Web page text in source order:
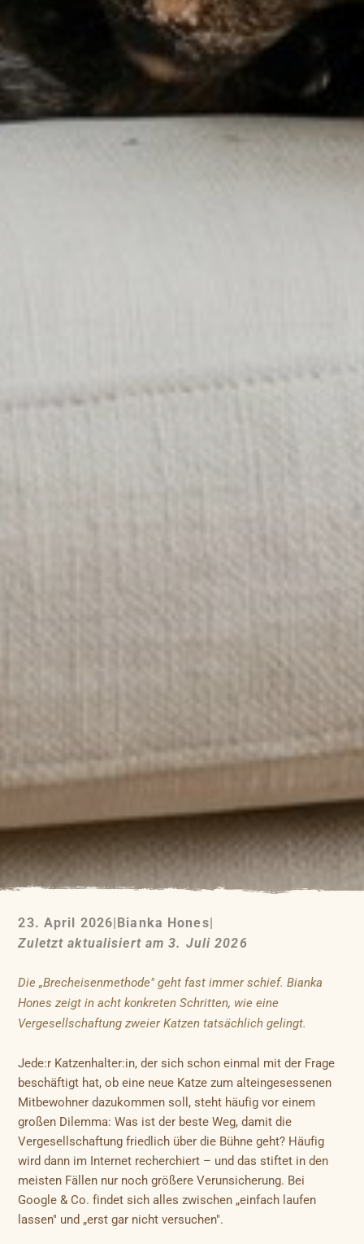
23. April 2026|Bianka Hones|
Zuletzt aktualisiert am 3. Juli 2026
Die „Brecheisenmethode" geht fast immer schief. Bianka
Hones zeigt in acht konkreten Schritten, wie eine
Vergesellschaftung zweier Katzen tatsächlich gelingt.
Jede:r Katzenhalter:in, der sich schon einmal mit der Frage
beschäftigt hat, ob eine neue Katze zum alteingesessenen
Mitbewohner dazukommen soll, steht häufig vor einem
großen Dilemma: Was ist der beste Weg, damit die
Vergesellschaftung friedlich über die Bühne geht? Häufig
wird dann im Internet recherchiert – und das stiftet in den
meisten Fällen nur noch größere Verunsicherung. Bei
Google & Co. findet sich alles zwischen „einfach laufen
lassen" und „erst gar nicht versuchen".